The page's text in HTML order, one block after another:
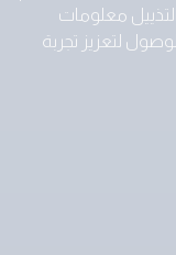
معلومات
لتعزيز تجربة